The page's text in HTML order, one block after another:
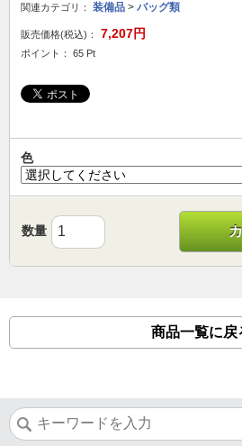
関連カテゴリ： 装備品 > バッグ類
販売価格(税込)： 7,207円
ポイント： 65 Pt
色
数量
商品一覧に戻